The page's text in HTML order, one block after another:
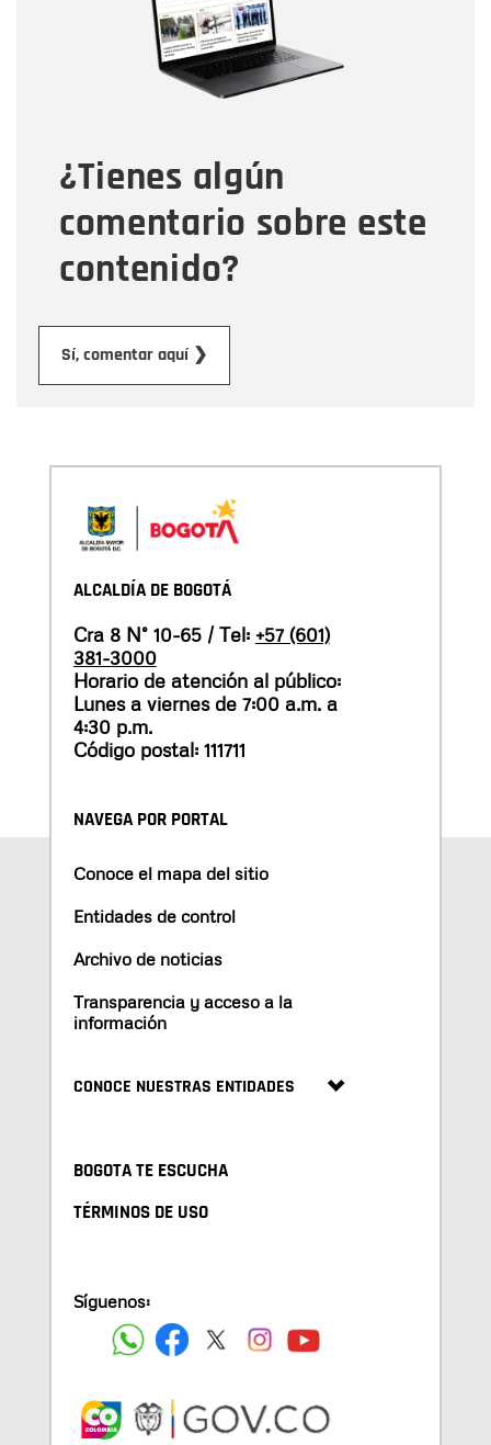
¿Tienes algún
comentario sobre este
contenido?
Sí, comentar aquí ❯
Tipo de comentario
Mensaje
ALCALDÍA DE BOGOTÁ
Cra 8 N° 10-65 / Tel: +57 (601)
381-3000
Horario de atención al público:
Lunes a viernes de 7:00 a.m. a
4:30 p.m.
Código postal: 111711
NAVEGA POR PORTAL
Conoce el mapa del sitio
Entidades de control
Archivo de noticias
Transparencia y acceso a la
información
CONOCE NUESTRAS ENTIDADES
BOGOTA TE ESCUCHA
TÉRMINOS DE USO
Síguenos: